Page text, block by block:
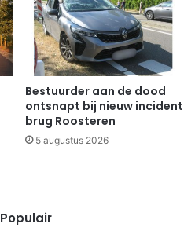
Bestuurder aan de dood
ontsnapt bij nieuw incident
brug Roosteren
5 augustus 2026
Populair